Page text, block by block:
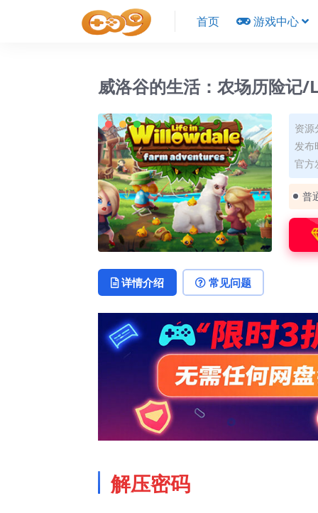
首页 游戏中心
威洛谷的生活：农场历险
资
发布
官方
普
详情介绍 常见问题
解压密码